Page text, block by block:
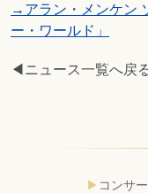
→アラン・メンケン
ー・ワールド」
◀ニュース一覧へ戻
コンサ